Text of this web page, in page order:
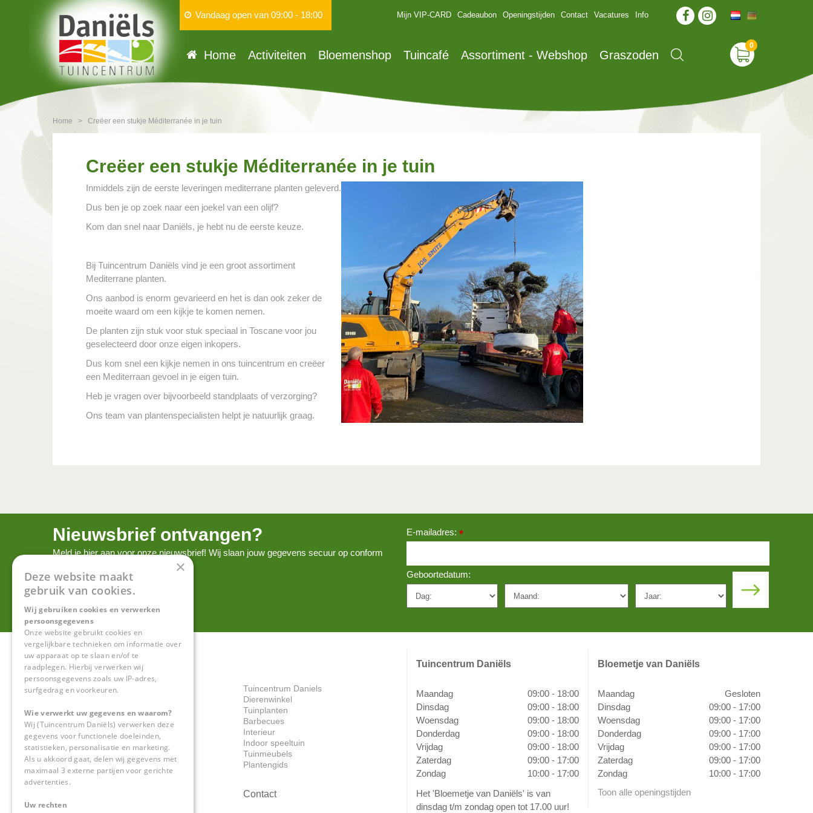
Home > Creëer een stukje Méditerranée in je tuin
Vandaag open van 09:00 - 18:00 Mijn VIP-CARD Cadeaubon Openingstijden Contact Vacatures Info
Home Activiteiten Bloemenshop Tuincafé Assortiment - Webshop Graszoden
Creëer een stukje Méditerranée in je tuin
Inmiddels zijn de eerste leveringen mediterrane planten geleverd.
Dus ben je op zoek naar een joekel van een olijf?
Kom dan snel naar Daniëls, je hebt nu de eerste keuze.
Bij Tuincentrum Daniëls vind je een groot assortiment
Mediterrane planten.
Ons aanbod is enorm gevarieerd en het is dan ook zeker de
moeite waard om een kijkje te komen nemen.
De planten zijn stuk voor stuk speciaal in Toscane voor jou
geselecteerd door onze eigen inkopers.
Dus kom snel een kijkje nemen in ons tuincentrum en creëer
een Mediterraan gevoel in je eigen tuin.
Heb je vragen over bijvoorbeeld standplaats of verzorging?
Ons team van plantenspecialisten helpt je natuurlijk graag.
Nieuwsbrief ontvangen?
Meld je hier aan voor onze nieuwsbrief! Wij slaan jouw gegevens secuur op conform
E-mailadres: *
Geboortedatum:
Tuincentrum Daniels
Dierenwinkel
Tuinplanten
Barbecues
Interieur
Indoor speeltuin
Tuinmeubels
Plantengids
Contact
Tuincentrum Daniëls
Maandag
09:00 - 18:00
Dinsdag
09:00 - 18:00
Woensdag
09:00 - 18:00
Donderdag
09:00 - 18:00
Vrijdag
09:00 - 18:00
Zaterdag
09:00 - 17:00
Zondag
10:00 - 17:00
Het 'Bloemetje van Daniëls' is van
dinsdag t/m zondag open tot 17.00 uur!
Bloemetje van Daniëls
Maandag
Gesloten
Dinsdag
09:00 - 17:00
Woensdag
09:00 - 17:00
Donderdag
09:00 - 17:00
Vrijdag
09:00 - 17:00
Zaterdag
09:00 - 17:00
Zondag
10:00 - 17:00
Toon alle openingstijden
×
Deze website maakt
gebruik van cookies.
Wij gebruiken cookies en verwerken
persoonsgegevens
Onze website gebruikt cookies en
vergelijkbare technieken om informatie over
uw apparaat op te slaan en/of te
raadplegen. Hierbij verwerken wij
persoonsgegevens zoals uw IP-adres,
surfgedrag en voorkeuren.
Wie verwerkt uw gegevens en waarom?
Wij (Tuincentrum Daniëls) verwerken deze
gegevens voor functionele doeleinden,
statistieken, personalisatie en marketing.
Als u akkoord gaat, delen wij gegevens met
maximaal 3 externe partijen voor gerichte
advertenties.
Uw rechten